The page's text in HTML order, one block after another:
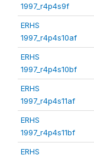
1997_r4p4s9f
ERHS
1997_r4p4s10af
ERHS
1997_r4p4s10bf
ERHS
1997_r4p4s11af
ERHS
1997_r4p4s11bf
ERHS